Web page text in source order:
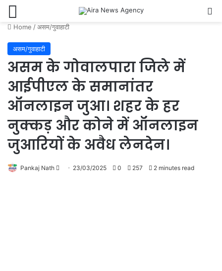
Home /असम/गुवाहाटी
असम/गुवाहाटी
असम के गोवालपारा जिले में
आईपीएल के समानांतर
ऑनलाइन जुआ। शहर के हर
नुक्कड़ और कोने में ऑनलाइन
जुआरियों के अवैध लेनदेन।
Pankaj Nath
Send 23/03/2025 0 257 2 minutes read